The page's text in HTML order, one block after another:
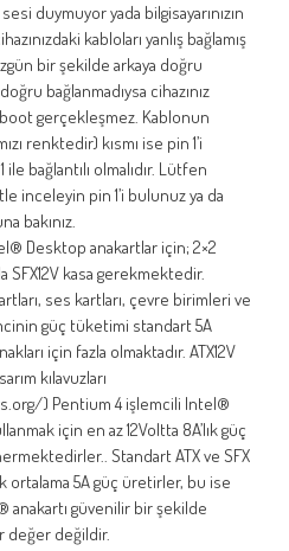
duymuyor yada bilgisayarınızın
kabloları yanlış bağlamış
bir şekilde arkaya doğru
bağlanmadıysa cihazınız
gerçekleşmez. Kablonun
renktedir) kısmı ise pin 1’i
bağlantılı olmalıdır. Lütfen
inceleyin pin 1’i bulunuz ya da
bakınız.
Desktop anakartlar için; 2×2
SFX12V kasa gerekmektedir.
ses kartları, çevre birimleri ve
güç tüketimi standart 5A
için fazla olmaktadır. ATX12V
kılavuzları
) Pentium 4 işlemcili Intel®
için en az 12Voltta 8A’lık güç
Standart ATX ve SFX
ortalama 5A güç üretirler, bu ise
anakartı güvenilir bir şekilde
değer değildir.